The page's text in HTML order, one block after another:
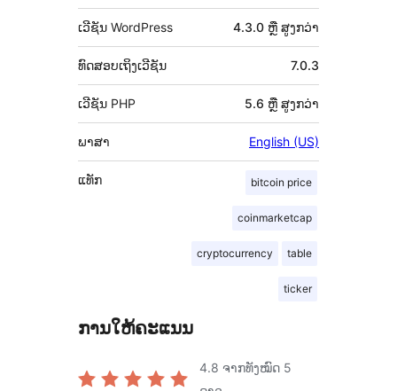
ເວີຊັນ WordPress 4.3.0 ຫຼື ສູງກວ່າ
ທົດສອບເຖິງເວີຊັນ 7.0.3
ເວີຊັນ PHP 5.6 ຫຼື ສູງກວ່າ
ພາສາ English (US)
ແທັກ bitcoin price
coinmarketcap
cryptocurrency table
ticker
ການໃຫ້ຄະແນນ
4.8 ຈາກທັງໝົດ 5